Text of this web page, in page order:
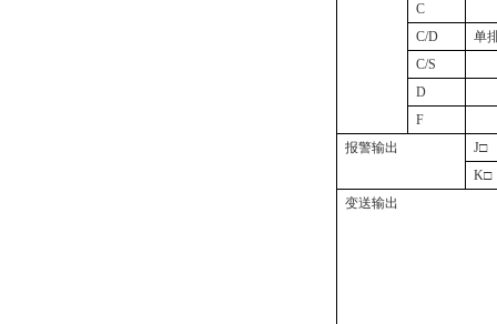
C
C/D
单
C/S
D
F
报警输出
J□
K□
变送输出